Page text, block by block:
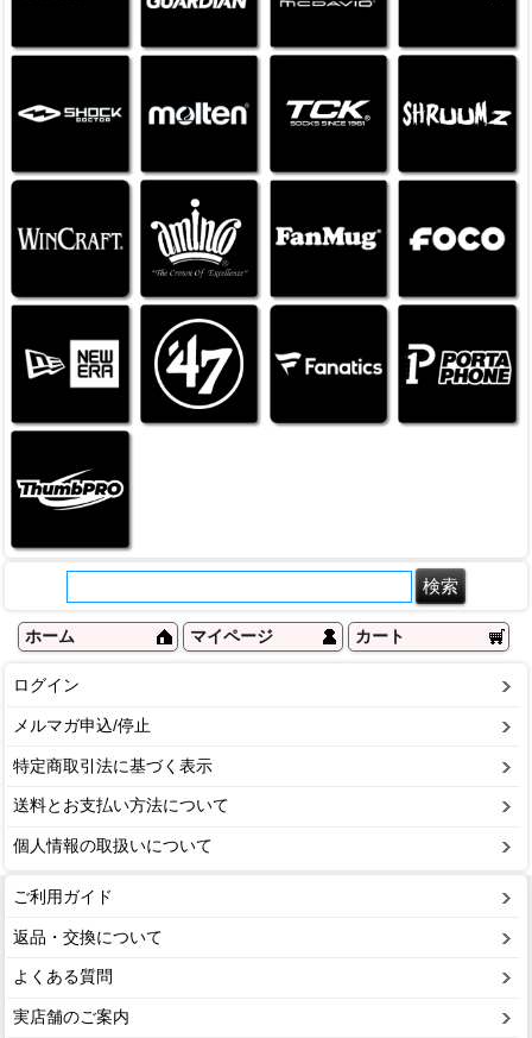
ホーム マイページ カート
ログイン
メルマガ申込/停止
特定商取引法に基づく表示
送料とお支払い方法について
個人情報の取扱いについて
ご利用ガイド
返品・交換について
よくある質問
実店舗のご案内